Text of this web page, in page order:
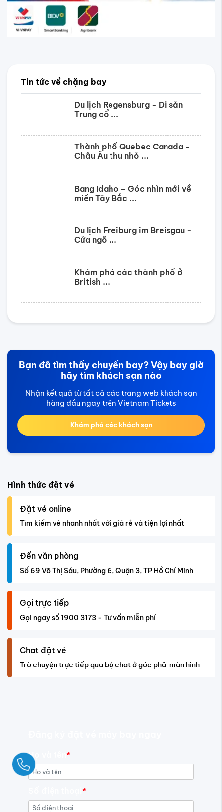
Tin tức về chặng bay
Du lịch Regensburg - Di sản
Trung cổ ...
Thành phố Quebec Canada -
Châu Âu thu nhỏ ...
Bang Idaho – Góc nhìn mới về
miền Tây Bắc ...
Du lịch Freiburg im Breisgau -
Cửa ngõ ...
Khám phá các thành phố ở
British ...
Bạn đã tìm thấy chuyến bay? Vậy bay giờ
hãy tìm khách sạn nào
Nhận kết quả từ tất cả các trang web khách sạn
hàng đầu ngay trên Vietnam Tickets
Khám phá các khách sạn
Hình thức đặt vé
Đặt vé online
Tìm kiếm vé nhanh nhất với giá rẻ và tiện lợi nhất
Đến văn phòng
Số 69 Võ Thị Sáu, Phường 6, Quận 3, TP Hồ Chí Minh
Gọi trực tiếp
Gọi ngay số 1900 3173 - Tư vấn miễn phí
Chat đặt vé
Trò chuyện trực tiếp qua bộ chat ở góc phải màn hình
Họ và tên *
*